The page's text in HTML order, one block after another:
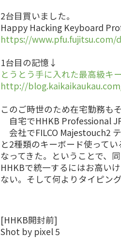
2台目買いました。
Happy Hacking Keyboard
https://
1台目の記憶↓
とうとう手に入れた最高級
http://
このご時世のため在宅勤務も
自宅でHHKB Professional
会社でFILCO Majestouch2
と2種類のキーボード使って
なってきた。ということで、
HHKBで統一するにはお高い
ない。そして何よりタイピン
[HHKB開封前]
Shot by pixel 5